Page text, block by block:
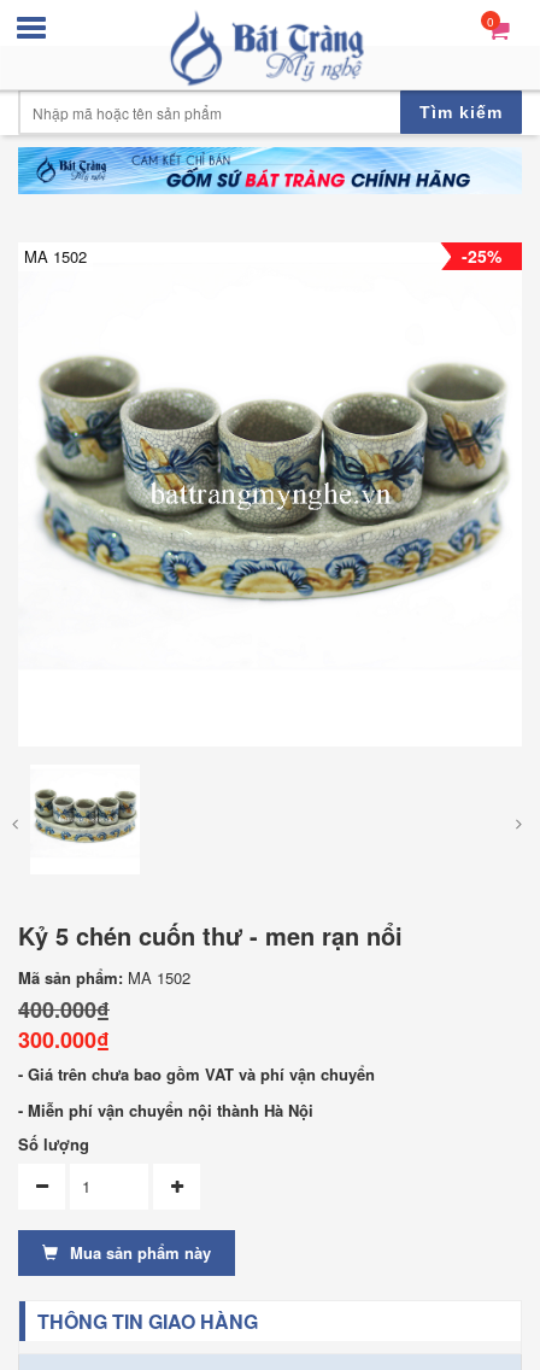
0
Tìm kiếm
-25%
MA 1502
Kỷ 5 chén cuốn thư - men rạn nổi
Mã sản phẩm: MA 1502
400.000₫
300.000₫
- Giá trên chưa bao gồm VAT và phí vận chuyển
- Miễn phí vận chuyển nội thành Hà Nội
Số lượng
Mua sản phẩm này
THÔNG TIN GIAO HÀNG